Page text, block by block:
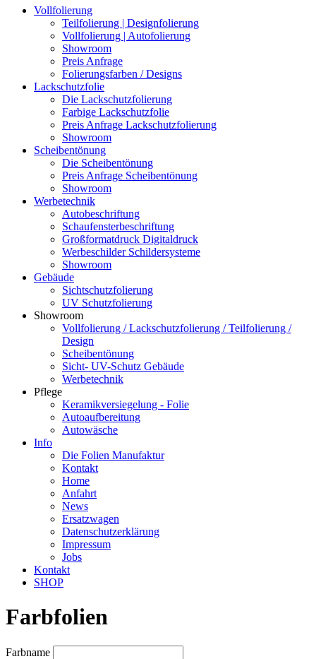
Vollfolierung
Teilfolierung | Designfolierung
Vollfolierung | Autofolierung
Showroom
Preis Anfrage
Folierungsfarben / Designs
Lackschutzfolie
Die Lackschutzfolierung
Farbige Lackschutzfolie
Preis Anfrage Lackschutzfolierung
Showroom
Scheibentönung
Die Scheibentönung
Preis Anfrage Scheibentönung
Showroom
Werbetechnik
Autobeschriftung
Schaufensterbeschriftung
Großformatdruck Digitaldruck
Werbeschilder Schildersysteme
Showroom
Gebäude
Sichtschutzfolierung
UV Schutzfolierung
Showroom
Vollfolierung / Lackschutzfolierung / Teilfolierung /
Design
Scheibentönung
Sicht- UV-Schutz Gebäude
Werbetechnik
Pflege
Keramikversiegelung - Folie
Autoaufbereitung
Autowäsche
Info
Die Folien Manufaktur
Kontakt
Home
Anfahrt
News
Ersatzwagen
Datenschutzerklärung
Impressum
Jobs
Kontakt
SHOP
Farbfolien
Farbname